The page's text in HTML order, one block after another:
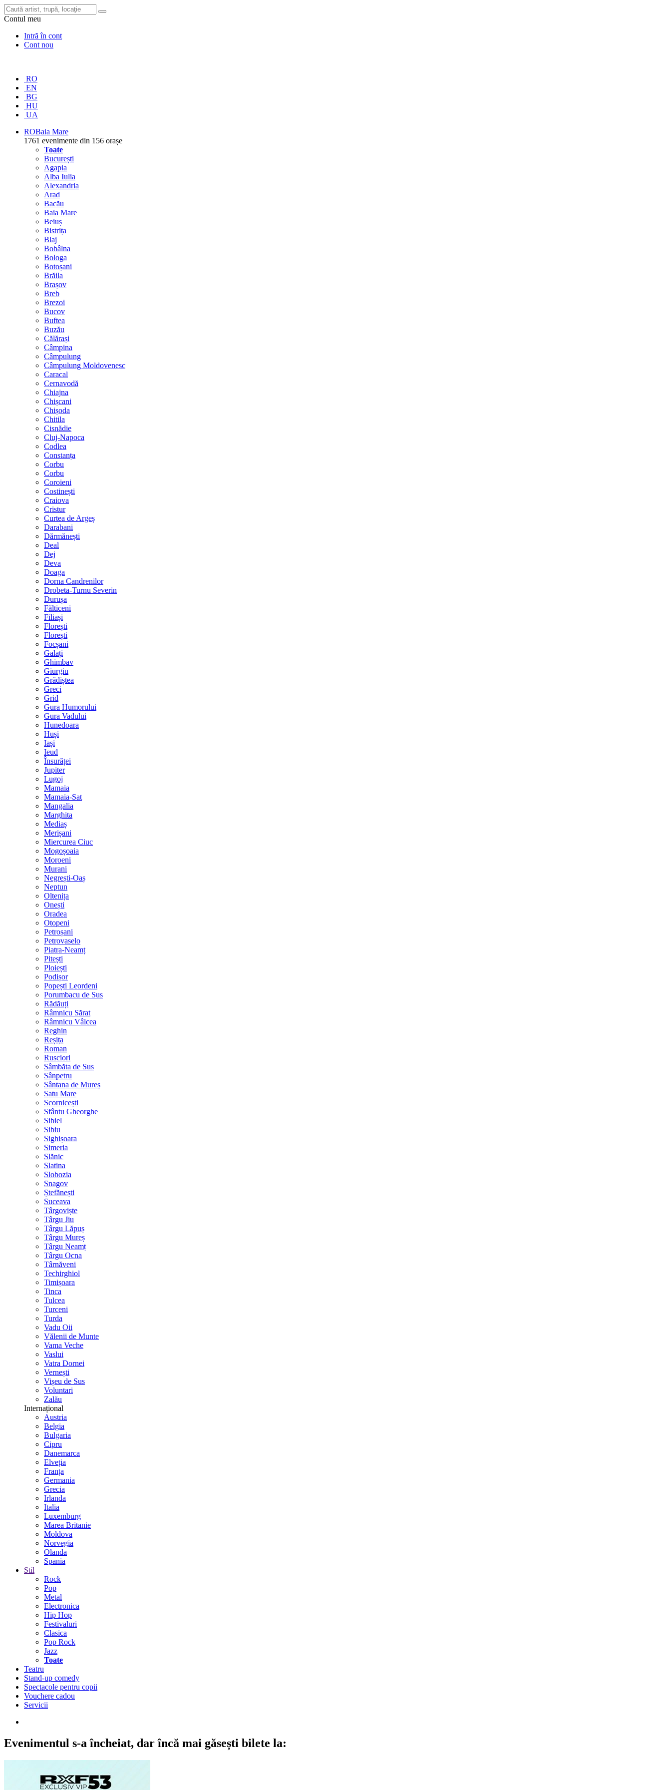
Contul meu
Intră în cont
Cont nou
RO
EN
BG
HU
UA
ROBaia Mare
1761 evenimente din 156 orașe
Toate
București
Agapia
Alba Iulia
Alexandria
Arad
Bacău
Baia Mare
Beiuș
Bistrița
Blaj
Bobâlna
Bologa
Botoșani
Brăila
Brașov
Breb
Brezoi
Bucov
Buftea
Buzău
Călărași
Câmpina
Câmpulung
Câmpulung Moldovenesc
Caracal
Cernavodă
Chiajna
Chișcani
Chișoda
Chitila
Cisnădie
Cluj-Napoca
Codlea
Constanța
Corbu
Corbu
Coroieni
Costinești
Craiova
Cristur
Curtea de Argeș
Darabani
Dărmănești
Deal
Dej
Deva
Doaga
Dorna Candrenilor
Drobeta-Turnu Severin
Durușa
Fălticeni
Filiași
Florești
Florești
Focșani
Galați
Ghimbav
Giurgiu
Grădiștea
Greci
Grid
Gura Humorului
Gura Vadului
Hunedoara
Huși
Iași
Ieud
Însurăței
Jupiter
Lugoj
Mamaia
Mamaia-Sat
Mangalia
Marghita
Mediaș
Merișani
Miercurea Ciuc
Mogoșoaia
Moroeni
Murani
Negrești-Oaș
Neptun
Oltenița
Onești
Oradea
Otopeni
Petroșani
Petrovaselo
Piatra-Neamț
Pitești
Ploiești
Podișor
Popești Leordeni
Porumbacu de Sus
Rădăuți
Râmnicu Sărat
Râmnicu Vâlcea
Reghin
Reșița
Roman
Rusciori
Sâmbăta de Sus
Sânpetru
Sântana de Mureș
Satu Mare
Scornicești
Sfântu Gheorghe
Sibiel
Sibiu
Sighișoara
Simeria
Slănic
Slatina
Slobozia
Snagov
Ștefănești
Suceava
Târgoviște
Târgu Jiu
Târgu Lăpuș
Târgu Mureș
Târgu Neamț
Târgu Ocna
Târnăveni
Techirghiol
Timișoara
Tinca
Tulcea
Turceni
Turda
Vadu Oii
Vălenii de Munte
Vama Veche
Vaslui
Vatra Dornei
Vernești
Vișeu de Sus
Voluntari
Zalău
Internațional
Austria
Belgia
Bulgaria
Cipru
Danemarca
Elveția
Franța
Germania
Grecia
Irlanda
Italia
Luxemburg
Marea Britanie
Moldova
Norvegia
Olanda
Spania
Stil
Rock
Pop
Metal
Electronica
Hip Hop
Festivaluri
Clasica
Pop Rock
Jazz
Toate
Teatru
Stand-up comedy
Spectacole pentru copii
Vouchere cadou
Servicii
Evenimentul s-a încheiat, dar încă mai găsești bilete la: